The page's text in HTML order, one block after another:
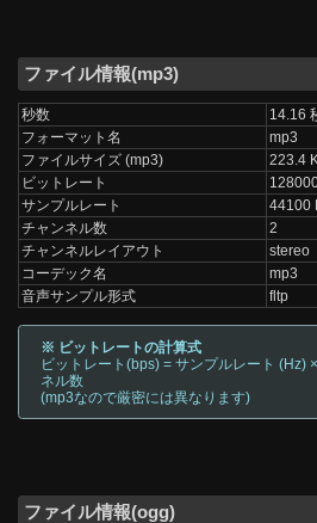
ファイル情報(mp3)
秒数
14.16
フォーマット名
mp3
ファイルサイズ (mp3)
223.4
ビットレート
サンプルレート
44100
チャンネル数
2
チャンネルレイアウト
stereo
コーデック名
mp3
音声サンプル形式
fltp
※ ビットレートの計算式
ビットレート(bps) = サンプルレート (Hz)
ネル数
(mp3なので厳密には異なります)
ファイル情報(ogg)